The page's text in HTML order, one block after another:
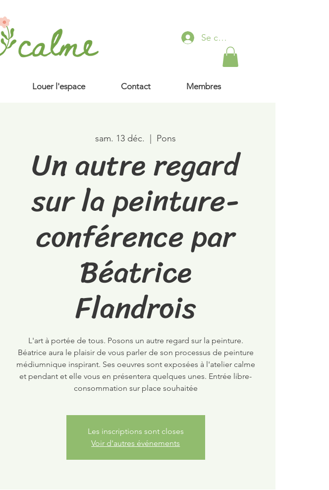
Se connecter
Louer l'espace Contact Membres
sam. 13 déc.
  |
Pons
Un autre regard
sur la peinture-
conférence par
Béatrice
Flandrois
L'art à portée de tous. Posons un autre regard sur la peinture.
Béatrice aura le plaisir de vous parler de son processus de peinture
médiumnique inspirant. Ses oeuvres sont exposées à l'atelier calme
et pendant et elle vous en présentera quelques unes. Entrée libre-
consommation sur place souhaitée
Les inscriptions sont closes
Voir d'autres événements